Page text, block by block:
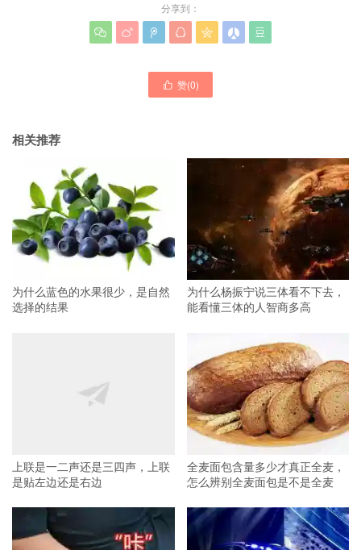
分享到：
      
 赞(0)
相关推荐
为什么蓝色的水果很少，是自然
选择的结果
为什么杨振宁说三体看不下去，
能看懂三体的人智商多高
上联是一二声还是三四声，上联
是贴左边还是右边
全麦面包含量多少才真正全麦，
怎么辨别全麦面包是不是全麦